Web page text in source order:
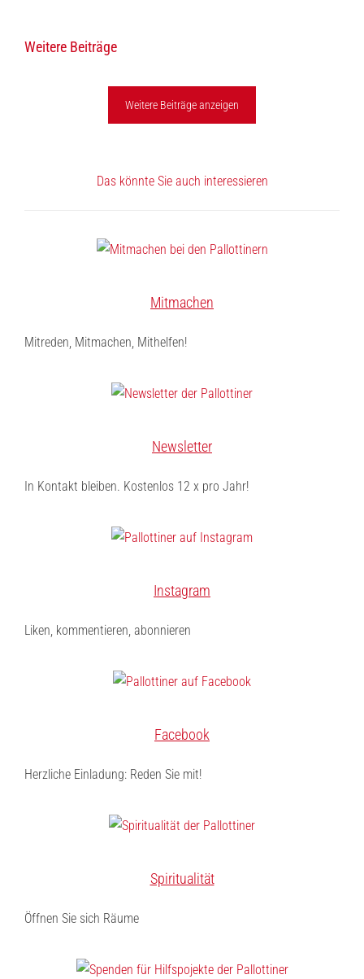
Mail
Weitere Beiträge
Weitere Beiträge anzeigen
Das könnte Sie auch interessieren
Mitmachen
Mitreden, Mitmachen, Mithelfen!
Newsletter
In Kontakt bleiben. Kostenlos 12 x pro Jahr!
Instagram
Liken, kommentieren, abonnieren
Facebook
Herzliche Einladung: Reden Sie mit!
Spiritualität
Öffnen Sie sich Räume